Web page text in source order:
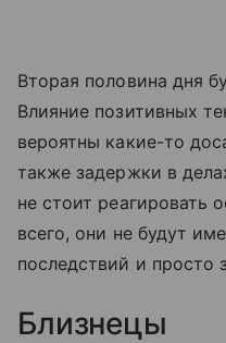
Вторая половина дня
Влияние позитивных
вероятны какие-то
также задержки в
не стоит реагировать
всего, они не будут
последствий и просто
Близнецы